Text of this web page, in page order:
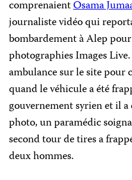
comprenaientOsama
journaliste vidéo qui
bombardement à Alep
photographies Images
ambulance sur le site pour
quand le véhicule a été
gouvernement syrien et il a
photo, un paramédic
second tour de tires a
deux hommes.